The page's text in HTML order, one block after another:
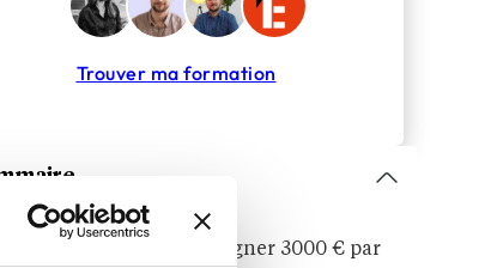
Trouver ma formation
10 des métiers pour gagner 3000 € par